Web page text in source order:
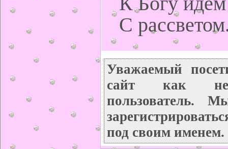
С
Уважаемый
сайт как
пользователь.
под своим именем.